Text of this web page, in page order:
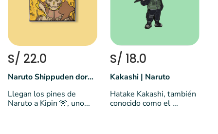
S/ 22.0
Naruto Shippuden dorado
Llegan los pines de
Naruto a Kipin 🎌, uno...
S/ 18.0
Kakashi | Naruto
Hatake Kakashi, también
conocido como el ...